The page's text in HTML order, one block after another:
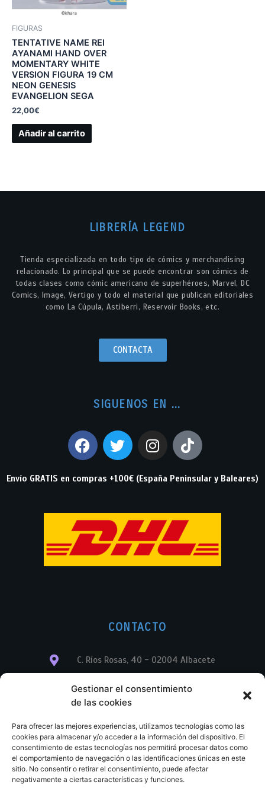
Gestionar el consentimiento
de las cookies
Para ofrecer las mejores experiencias, utilizamos tecnologías como las
cookies para almacenar y/o acceder a la información del dispositivo. El
consentimiento de estas tecnologías nos permitirá procesar datos como
el comportamiento de navegación o las identificaciones únicas en este
sitio. No consentir o retirar el consentimiento, puede afectar
negativamente a ciertas características y funciones.
FIGURAS
TENTATIVE NAME REI
AYANAMI HAND OVER
MOMENTARY WHITE
VERSION FIGURA 19 CM
NEON GENESIS
EVANGELION SEGA
22,00€
Añadir al carrito
LIBRERÍA LEGEND
Tienda especializada en todo tipo de cómics y merchandising
relacionado. Lo principal que se puede encontrar son cómics de
todas clases como cómic americano de superhéroes, Marvel, DC
Comics, Image, Vertigo y todo el material que publican editoriales
como La Cúpula, Astiberri, Reservoir Books, etc.
CONTACTA
SIGUENOS EN ...
Envío GRATIS en compras +100€ (España Peninsular y Baleares)
CONTACTO
C. Ríos Rosas, 40 - 02004 Albacete
info@librerialegend.com
+34 600 875 604
+34 967 74 17 07